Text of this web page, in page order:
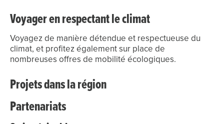
Voyager en respectant le climat
Voyagez de manière détendue et respectueuse du
climat, et profitez également sur place de
nombreuses offres de mobilité écologiques.
Projets dans la région
Partenariats